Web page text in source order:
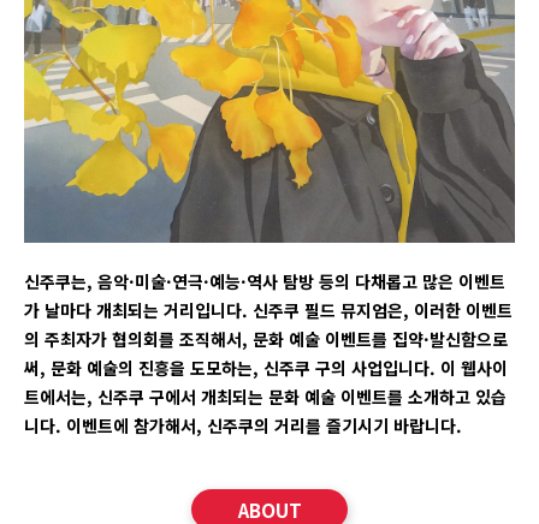
신주쿠는, 음악·미술·연극·예능·역사 탐방 등의 다채롭고 많은 이벤트
가 날마다 개최되는 거리입니다. 신주쿠 필드 뮤지엄은, 이러한 이벤트
의 주최자가 협의회를 조직해서, 문화 예술 이벤트를 집약·발신함으로
써, 문화 예술의 진흥을 도모하는, 신주쿠 구의 사업입니다. 이 웹사이
트에서는, 신주쿠 구에서 개최되는 문화 예술 이벤트를 소개하고 있습
니다. 이벤트에 참가해서, 신주쿠의 거리를 즐기시기 바랍니다.
ABOUT